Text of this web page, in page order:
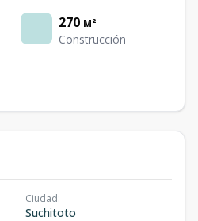
270 M²
Construcción
Ciudad:
Suchitoto